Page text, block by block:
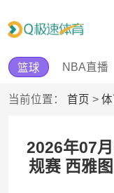
篮球 NBA直播
当前位置： 首页 >
2026年07
规赛 西雅